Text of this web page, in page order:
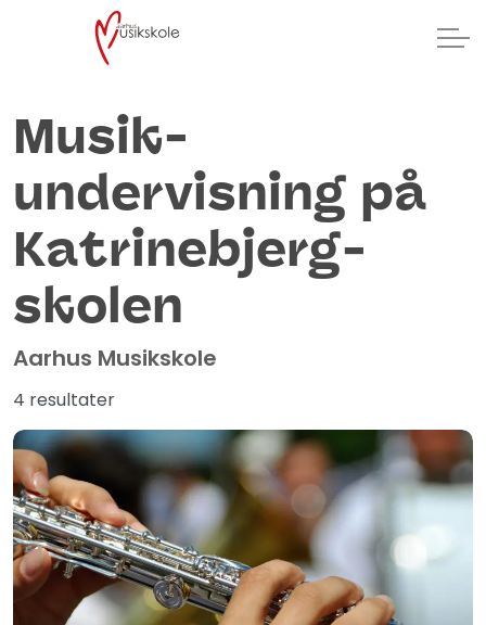
Musik­
undervisning på
Katrinebjerg­
skolen
Aarhus Musikskole
4 resultater